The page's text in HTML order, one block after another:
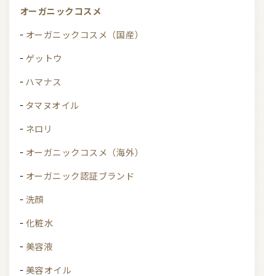
オーガニックコスメ
オーガニックコスメ（国産）
ゲットウ
ハマナス
タマヌオイル
ネロリ
オーガニックコスメ（海外）
オーガニック認証ブランド
洗顔
化粧水
美容液
美容オイル